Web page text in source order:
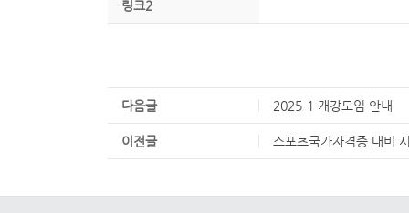
링크2
다음글 2025-1 개강모임 안내
이전글 스포츠국가자격증 대비